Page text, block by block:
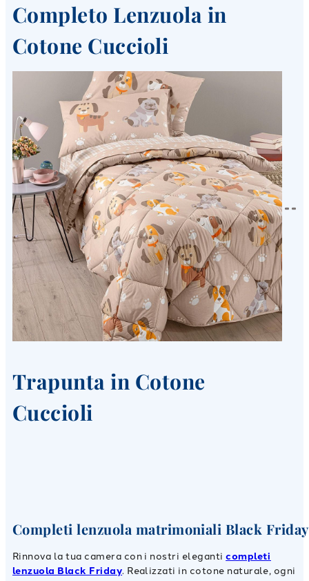
Completo Lenzuola in
Cotone Cuccioli
Trapunta in Cotone
Cuccioli
Completi lenzuola matrimoniali Black Friday
Rinnova la tua camera con i nostri eleganticompleti
lenzuola Black Friday. Realizzati in cotone naturale, ogni